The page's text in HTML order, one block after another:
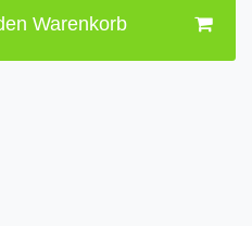
Warenkorb